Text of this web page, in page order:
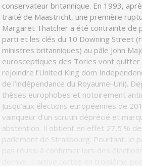
conservateur britannique. En 1993,
traité de Maastricht, une première
Margaret Thatcher a été contrainte de
parti et les clés du 10 Downing Street
ministres britanniques) au pâle John
eurosceptiques des Tories vont quitter
rejoindre l’United King dom
de l’indépendance du Royaume-Uni).
thèses europhobes et notoirement
Jusqu’aux élections européennes de
vainqueur d’un scrutin déprécié et
abstention. Il obtient en effet 27,5 %
parlement de Strasbourg. Pourtant, le
pas réussi à confirmer lors des